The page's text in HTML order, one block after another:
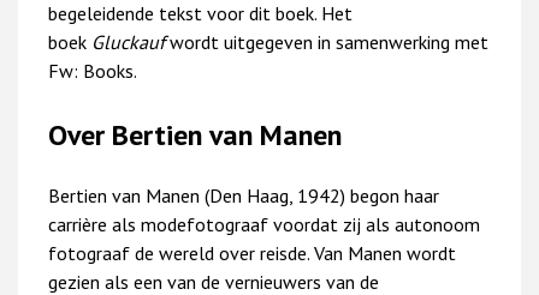
begeleidende tekst voor dit boek. Het
boek Gluckaufwordt uitgegeven in samenwerking met
Fw: Books.
Over Bertien van Manen
Bertien van Manen (Den Haag, 1942) begon haar
carrière als modefotograaf voordat zij als autonoom
fotograaf de wereld over reisde. Van Manen wordt
gezien als een van de vernieuwers van de